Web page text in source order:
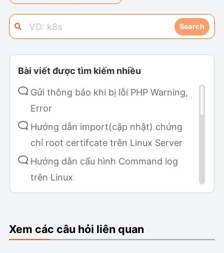
Search
Bài viết được tìm kiếm nhiều
Gửi thông báo khi bị lỗi PHP Warning,
Error
Hướng dẫn import(cập nhật) chứng
chỉ root certifcate trên Linux Server
Hướng dẫn cấu hình Command log
trên Linux
Hướng dẫn cài đặt Metabase sử dụng
Hướng dẫn cài đặt v2board trên
Xem các câu hỏi liên quan